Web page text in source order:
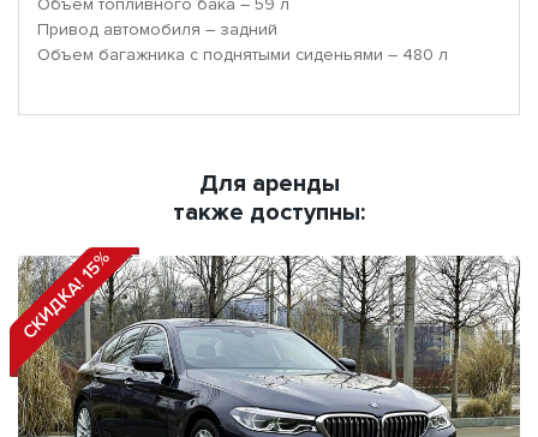
Объем топливного бака – 59 л
Привод автомобиля – задний
Объем багажника с поднятыми сиденьями – 480 л
Для аренды
также доступны:
СКИДКА! 15%